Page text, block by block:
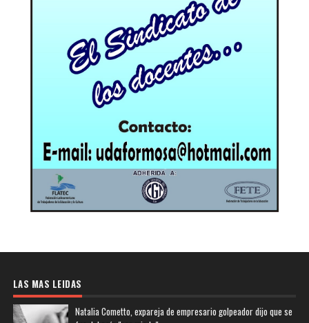
LAS MAS LEIDAS
Natalia Cometto, expareja de empresario golpeador dijo que se